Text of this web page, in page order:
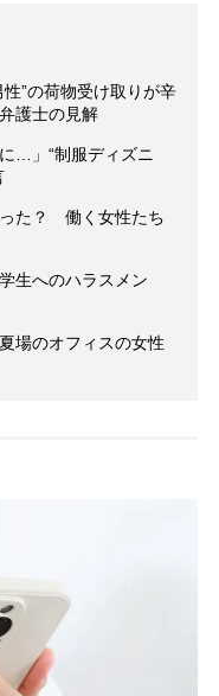
”の荷物受け取りが辛
護士の見解
…」“制服ディズニ
った？ 働く女性たち
生へのハラスメン
場のオフィスの女性